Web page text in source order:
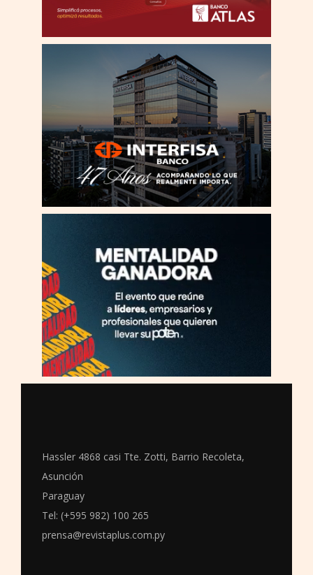
Hassler 4868 casi Tte. Zotti, Barrio Recoleta,
Asunción
Paraguay
Tel: (+595 982) 100 265
prensa@revistaplus.com.py